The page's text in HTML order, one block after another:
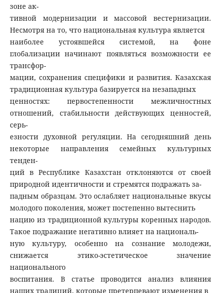
зоне ак-
тивной модернизации и массовой вестернизации.
Несмотря на то, что национальная культура является
наиболее устоявшейся системой, на фоне
глобализации начинают появляться возможности ее
трансфор-
мации, сохранения специфики и развития. Казахская
традиционная культура базируется на незападных
ценностях: первостепенности межличностных
отношений, стабильности действующих ценностей,
серь-
езности духовной регуляции. На сегодняшний день
некоторые направления семейных культурных
тенден-
ций в Республике Казахстан отклоняются от своей
природной идентичности и стремятся подражать за-
падным образцам. Это ослабляет национальные вкусы
молодого поколения, может постепенно вытеснить
нацию из традиционной культуры коренных народов.
Такое подражание негативно влияет на националь-
ную культуру, особенно на сознание молодежи,
снижается этико-эстетическое значение
национального
воспитания. В статье проводится анализ влияния
наших традиций, которые претерпевают изменения в